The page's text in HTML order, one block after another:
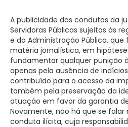
A publicidade das condutas da
Servidoras Públicas sujeitas às
e da Administração Pública,
matéria jornalística, em
fundamentar qualquer punição
apenas pela ausência de
contribuído para o acesso da
também pela preservação da
atuação em favor da garantia
Novamente, não há que se falar
conduta ilícita, cuja